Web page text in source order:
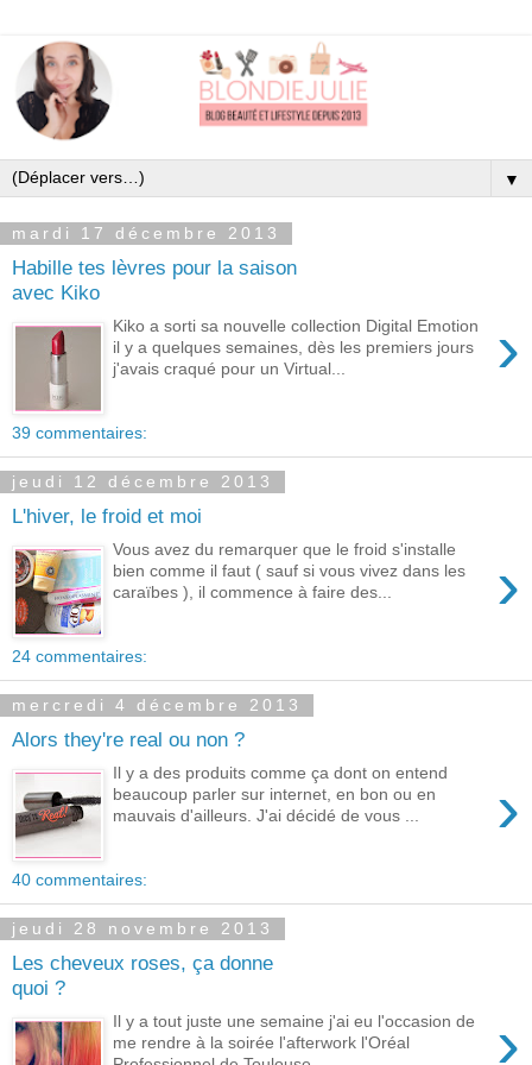
▼
mardi 17 décembre 2013
Habille tes lèvres pour la saison
avec Kiko
›
Kiko a sorti sa nouvelle collection Digital Emotion
il y a quelques semaines, dès les premiers jours
j'avais craqué pour un Virtual...
39 commentaires:
jeudi 12 décembre 2013
L'hiver, le froid et moi
›
Vous avez du remarquer que le froid s'installe
bien comme il faut ( sauf si vous vivez dans les
caraïbes ), il commence à faire des...
24 commentaires:
mercredi 4 décembre 2013
Alors they're real ou non ?
›
Il y a des produits comme ça dont on entend
beaucoup parler sur internet, en bon ou en
mauvais d'ailleurs. J'ai décidé de vous ...
40 commentaires:
jeudi 28 novembre 2013
Les cheveux roses, ça donne
quoi ?
›
Il y a tout juste une semaine j'ai eu l'occasion de
me rendre à la soirée l'afterwork l'Oréal